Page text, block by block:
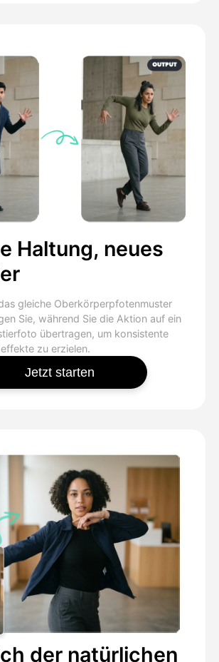
Haltung, neues
gleiche Oberkörperpfotenmuster
Sie, während Sie die Aktion auf ein
übertragen, um konsistente
zu erzielen.
Jetzt starten
der natürlichen